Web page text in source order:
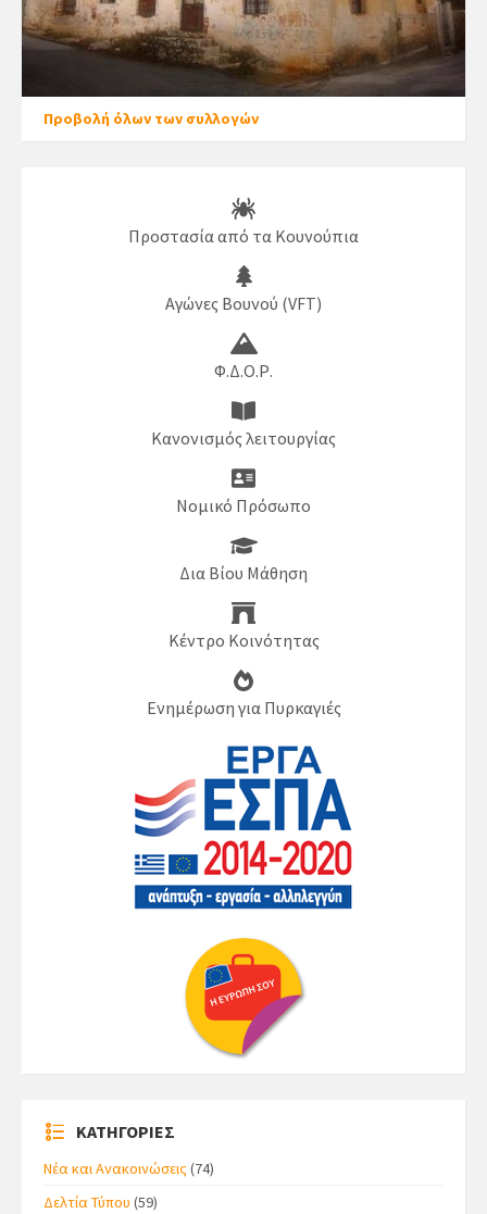
Προβολή όλων των συλλογών
Προστασία από τα Κουνούπια
Αγώνες Βουνού (VFT)
Φ.Δ.Ο.Ρ.
Κανονισμός λειτουργίας
Νομικό Πρόσωπο
Δια Βίου Μάθηση
Κέντρο Κοινότητας
Ενημέρωση για Πυρκαγιές
ΚΑΤΗΓΟΡΙΕΣ
Νέα και Ανακοινώσεις(74)
Δελτία Τύπου (59)